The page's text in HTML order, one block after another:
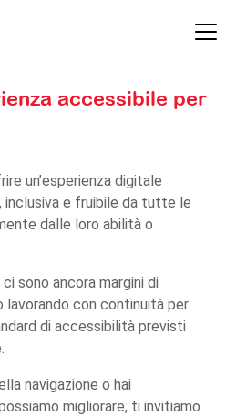
accessibile per
un’esperienza digitale
inclusiva e fruibile da tutte le
dalle loro abilità o
sono ancora margini di
lavorando con continuità per
di accessibilità previsti
navigazione o hai
migliorare, ti invitiamo